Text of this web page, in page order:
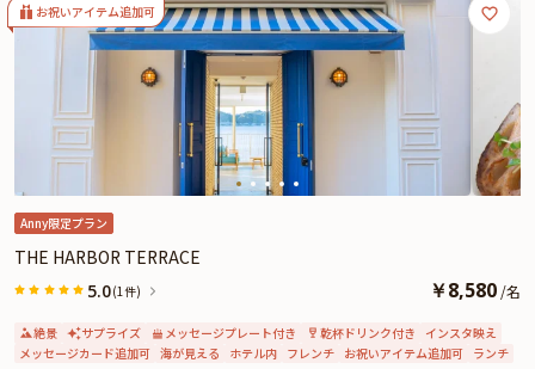
心温まるおもてなしで、忘れられない一日をお過ごしください。昼間の明るい
海と空のコントラストが、記念日を華やかに演出します。
さらに本プランでは、有料オプションでアニバーサリーにぴったりな花束・ギ
フト・カスタマイズ可能なメッセージカードなどを付けられます。メッセージ
カードは着席時に、花束やギフトはデザートタイム後のアニバーサリープレー
ト提供時にご予約主様にお渡しいたしますので、サプライズにお役立てくださ
い。詳しくは、本ページ中段の「お祝いアイテム」の欄でお選び頂けます。
お祝いアイテム追加可
Anny限定プラン
THE HARBOR TERRACE
5.0(1件) ￥8,580 /名
絶景 サプライズ メッセージプレート付き 乾杯ドリンク付き
インスタ映え
メッセージカード追加可 海が見える ホテル内 フレンチ お祝いアイテム追加可 ランチ